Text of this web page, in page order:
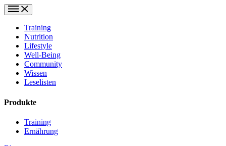
Training
Nutrition
Lifestyle
Well-Being
Community
Wissen
Leselisten
Produkte
Training
Ernährung